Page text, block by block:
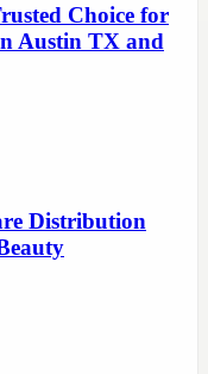
Choice for
Austin TX and
Distribution